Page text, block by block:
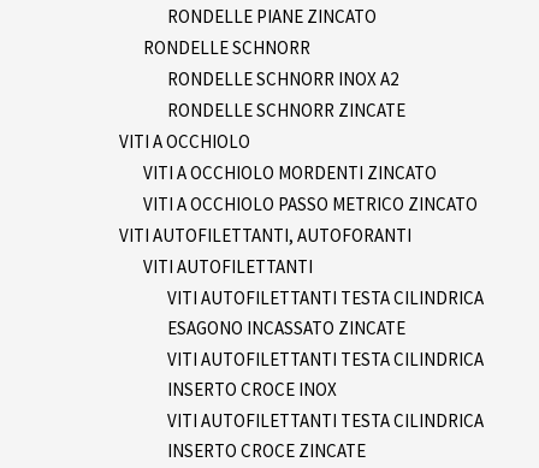
RONDELLE PIANE ZINCATO
RONDELLE SCHNORR
RONDELLE SCHNORR INOX A2
RONDELLE SCHNORR ZINCATE
VITI A OCCHIOLO
VITI A OCCHIOLO MORDENTI ZINCATO
VITI A OCCHIOLO PASSO METRICO ZINCATO
VITI AUTOFILETTANTI, AUTOFORANTI
VITI AUTOFILETTANTI
VITI AUTOFILETTANTI TESTA CILINDRICA
ESAGONO INCASSATO ZINCATE
VITI AUTOFILETTANTI TESTA CILINDRICA
INSERTO CROCE INOX
VITI AUTOFILETTANTI TESTA CILINDRICA
INSERTO CROCE ZINCATE